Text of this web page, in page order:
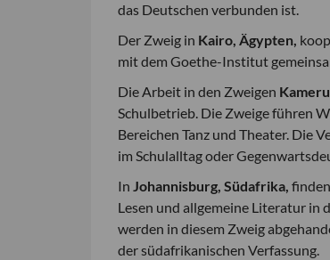
das Deutschen verbunden ist.
Der Zweig in Kairo, Ägypten,
mit dem Goethe-Institut
Die Arbeit in den Zweigen
Schulbetrieb. Die Zweige führen
Bereichen Tanz und Theater. Die
im Schulalltag oder
In Johannisburg, Südafrika,
Lesen und allgemeine Literatur in
werden in diesem Zweig
der südafrikanischen Verfassung.